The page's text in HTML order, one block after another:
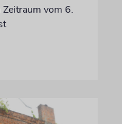
vom 6.